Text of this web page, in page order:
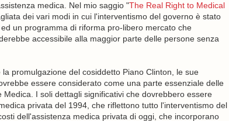
medica. Nel mio saggio "The Real Right to Medical
dei vari modi in cui l'interventismo del governo è stato
un programma di riforma pro-libero mercato che
accessibile alla maggior parte delle persone senza
promulgazione del cosiddetto Piano Clinton, le sue
essere considerato come una parte essenziale delle
I soli dettagli significativi che dovrebbero essere
privata del 1994, che riflettono tutto l'interventismo del
dell'assistenza medica privata di oggi, che incorporano